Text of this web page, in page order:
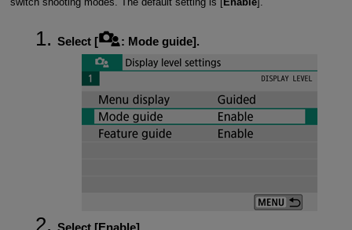
Select [ : Mode guide].
Select [Enable].